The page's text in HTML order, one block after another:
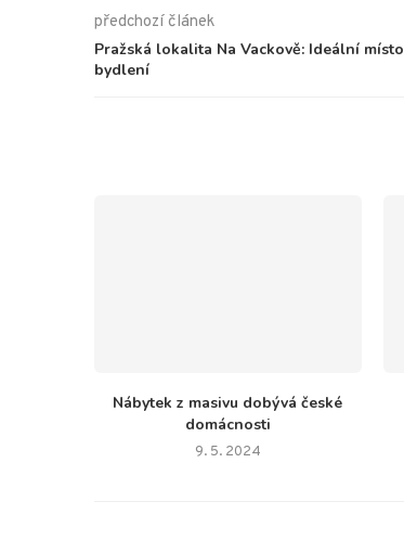
předchozí článek
Pražská lokalita Na Vackově: Ideální
bydlení
Nábytek z masivu dobývá české
domácnosti
9. 5. 2024